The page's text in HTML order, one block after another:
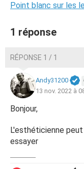
Point blanc sur les
1 réponse
RÉPONSE 1 / 1
Andy31200
13 nov. 2022 à
Bonjour,
L'esthéticienne
essayer